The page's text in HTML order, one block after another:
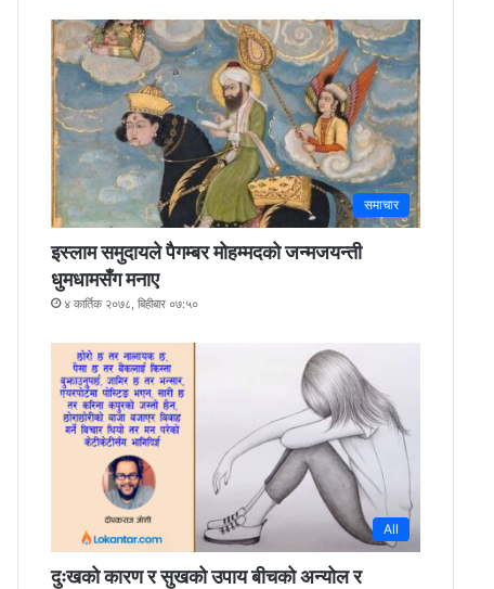
समाचार
इस्लाम समुदायले पैगम्बर मोहम्मदको जन्मजयन्ती
धुमधामसँग मनाए
४ कार्तिक २०७८, बिहीबार ०७:५०
All
दुःखको कारण र सुखको उपाय बीचको अन्योल र